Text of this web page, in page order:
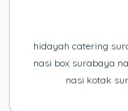
hidayah catering
nasi box surabaya
nasi kotak